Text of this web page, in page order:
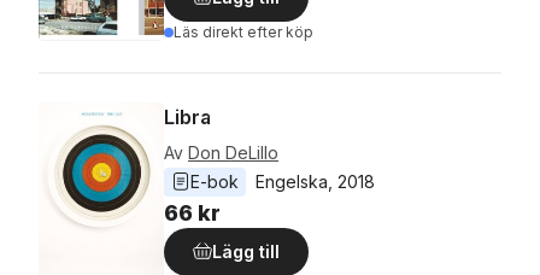
Läs direkt efter köp
Libra
Av Don DeLillo
E-bok
Engelska 2018
66 kr
Lägg till